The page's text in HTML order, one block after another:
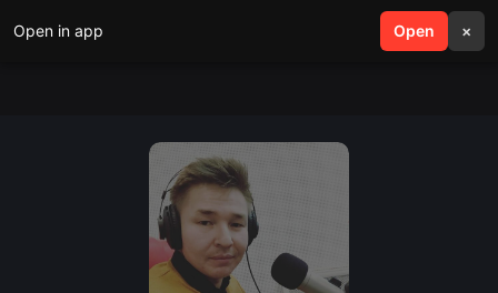
Open in app Open ×
search menu